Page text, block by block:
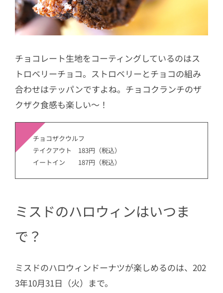
チョコレート生地をコーティングしているのはス
トロベリーチョコ。ストロベリーとチョコの組み
合わせはテッパンですよね。チョコクランチのザ
クザク食感も楽しい〜！
チョコザクウルフ
テイクアウト 183円（税込）
イートイン 187円（税込）
ミスドのハロウィンはいつま
で？
ミスドのハロウィンドーナツが楽しめるのは、202
3年10月31日（火）まで。